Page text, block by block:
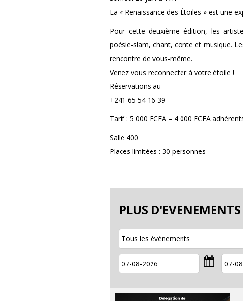
La « Renaissance des Étoiles » est une
Pour cette deuxième édition, les
poésie-slam, chant, conte et musique.
rencontre de vous-même.
Venez vous reconnecter à votre étoile !
Réservations au
+241 65 54 16 39
Tarif : 5 000 FCFA – 4 000 FCFA
Salle 400
Places limitées : 30 personnes
PLUS D'EVENEMENTS